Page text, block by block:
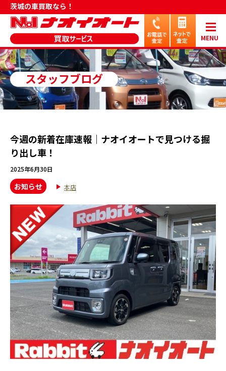
茨城の車買取なら！
MENU
スタッフブログ
今週の新着在庫速報｜ナオイオートで見つける掘
り出し車！
2025年6月30日
お知らせ 本店